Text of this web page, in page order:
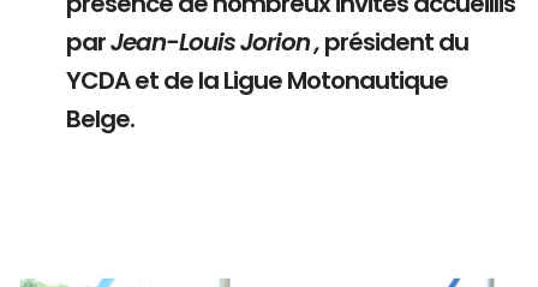
parJean-Louis Jorion ,président du
YCDA et de la Ligue Motonautique
Belge.